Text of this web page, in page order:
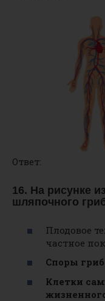
Ответ:
16. На рисунке
шляпочного
Плодовое
частное
Споры
Клетки